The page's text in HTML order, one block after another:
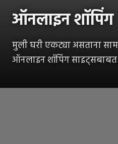
ऑनलाइन शॉपिंग
मुली घरी एकट्या असताना
ऑनलाइन शॉपिंग साइट्सबाबत